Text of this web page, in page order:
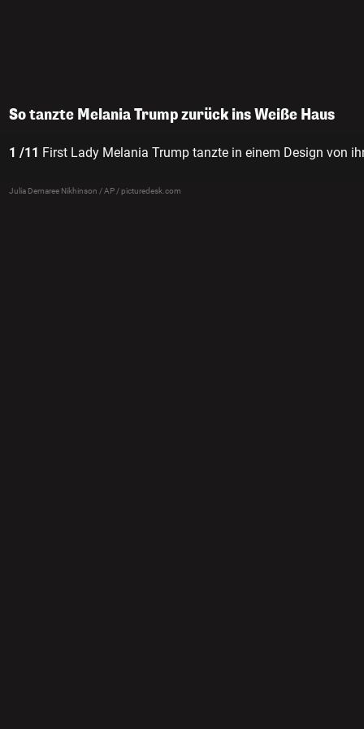
So tanzte Melania Trump zurück ins Weiße Haus
1 /11 First Lady Melania Trump tanzte in einem Design von
Julia Demaree Nikhinson / AP / picturedesk.com